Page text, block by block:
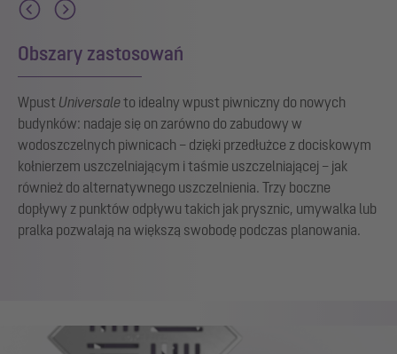
Obszary zastosowań
Wpust Universaleto idealny wpust piwniczny do nowych
budynków: nadaje się on zarówno do zabudowy w
wodoszczelnych piwnicach – dzięki przedłużce z dociskowym
kołnierzem uszczelniającym i taśmie uszczelniającej – jak
również do alternatywnego uszczelnienia. Trzy boczne
dopływy z punktów odpływu takich jak prysznic, umywalka lub
pralka pozwalają na większą swobodę podczas planowania.